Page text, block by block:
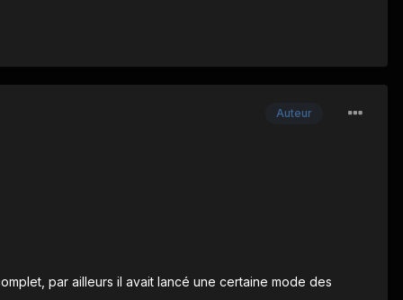
Auteur
par ailleurs il avait lancé une certaine mode des